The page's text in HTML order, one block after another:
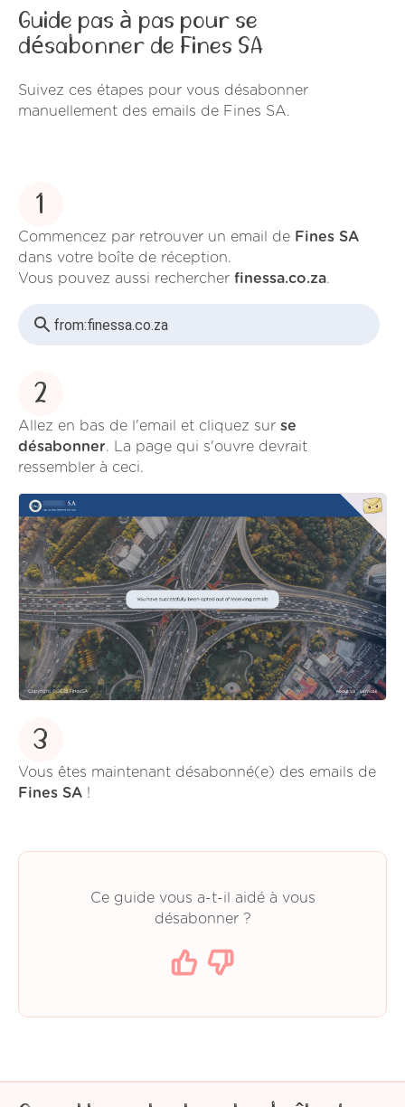
Guide pas à pas pour se
désabonner de Fines SA
Suivez ces étapes pour vous désabonner
manuellement des emails de Fines SA.
1
Commencez par retrouver un email de Fines SA
dans votre boîte de réception.
Vous pouvez aussi rechercher finessa.co.za.
from:finessa.co.za
2
Allez en bas de l'email et cliquez sur se
désabonner. La page qui s'ouvre devrait
ressembler à ceci.
3
Vous êtes maintenant désabonné(e) des emails de
Fines SA !
Ce guide vous a-t-il aidé à vous
désabonner ?